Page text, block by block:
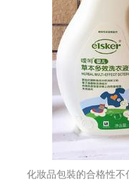
化妝品包裝的合格性